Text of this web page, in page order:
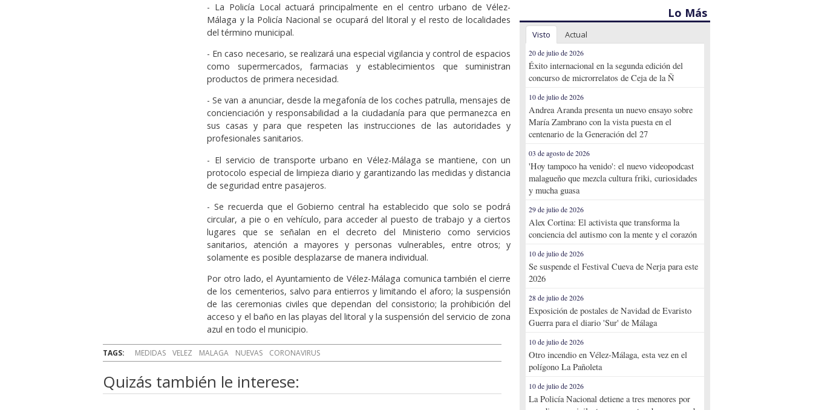
- La Policía Local actuará principalmente en el centro urbano de Vélez-
Málaga y la Policía Nacional se ocupará del litoral y el resto de localidades
del término municipal.
- En caso necesario, se realizará una especial vigilancia y control de espacios
como supermercados, farmacias y establecimientos que suministran
productos de primera necesidad.
- Se van a anunciar, desde la megafonía de los coches patrulla, mensajes de
concienciación y responsabilidad a la ciudadanía para que permanezca en
sus casas y para que respeten las instrucciones de las autoridades y
profesionales sanitarios.
- El servicio de transporte urbano en Vélez-Málaga se mantiene, con un
protocolo especial de limpieza diario y garantizando las medidas y distancia
de seguridad entre pasajeros.
- Se recuerda que el Gobierno central ha establecido que solo se podrá
circular, a pie o en vehículo, para acceder al puesto de trabajo y a ciertos
lugares que se señalan en el decreto del Ministerio como servicios
sanitarios, atención a mayores y personas vulnerables, entre otros; y
solamente es posible desplazarse de manera individual.
Por otro lado, el Ayuntamiento de Vélez-Málaga comunica también el cierre
de los cementerios, salvo para entierros y limitando el aforo; la suspensión
de las ceremonias civiles que dependan del consistorio; la prohibición del
acceso y el baño en las playas del litoral y la suspensión del servicio de zona
azul en todo el municipio.
TAGS: MEDIDAS VELEZ MALAGA NUEVAS CORONAVIRUS
Quizás también le interese:
Lo Más
Visto Actual
20 de julio de 2026
Éxito internacional en la segunda edición del
concurso de microrrelatos de Ceja de la Ñ
10 de julio de 2026
Andrea Aranda presenta un nuevo ensayo sobre
María Zambrano con la vista puesta en el
centenario de la Generación del 27
03 de agosto de 2026
'Hoy tampoco ha venido': el nuevo videopodcast
malagueño que mezcla cultura friki, curiosidades
y mucha guasa
29 de julio de 2026
Alex Cortina: El activista que transforma la
conciencia del autismo con la mente y el corazón
10 de julio de 2026
Se suspende el Festival Cueva de Nerja para este
2026
28 de julio de 2026
Exposición de postales de Navidad de Evaristo
Guerra para el diario 'Sur' de Málaga
10 de julio de 2026
Otro incendio en Vélez-Málaga, esta vez en el
polígono La Pañoleta
10 de julio de 2026
La Policía Nacional detiene a tres menores por